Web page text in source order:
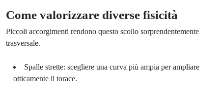
Come valorizzare diverse fisicità
Piccoli accorgimenti rendono questo scollo sorprendentemente
trasversale.
Spalle strette: scegliere una curva più ampia per ampliare
otticamente il torace.